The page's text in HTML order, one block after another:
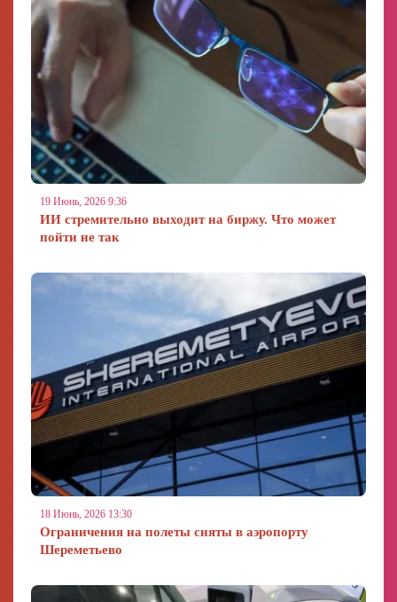
19 Июнь, 2026 9:36
ИИ стремительно выходит на биржу. Что может
пойти не так
18 Июнь, 2026 13:30
Ограничения на полеты сняты в аэропорту
Шереметьево